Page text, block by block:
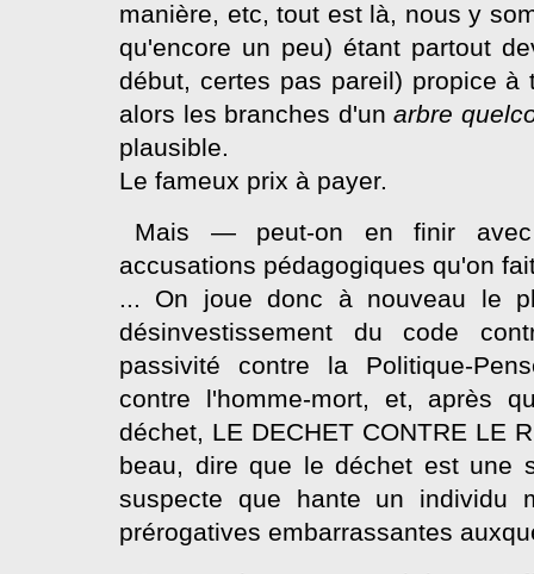
manière, etc, tout est là, nous y
qu'encore un peu) étant partout
début, certes pas pareil) propice
alors les branches d'un arbre
plausible.
Le fameux prix à payer.
Mais — peut-on en finir
accusations pédagogiques qu'on
... On joue donc à nouveau le
désinvestissement du code
passivité contre la Politique-
contre l'homme-mort, et, après
déchet, LE DECHET CONTRE LE
beau, dire que le déchet est une
suspecte que hante un individu
prérogatives embarrassantes